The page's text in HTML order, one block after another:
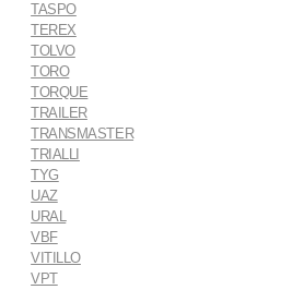
TASPO
TEREX
TOLVO
TORO
TORQUE
TRAILER
TRANSMASTER
TRIALLI
TYG
UAZ
URAL
VBF
VITILLO
VPT